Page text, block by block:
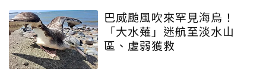
巴威颱風吹來罕見海鳥！
「大水薙」迷航至淡水山
區、虛弱獲救